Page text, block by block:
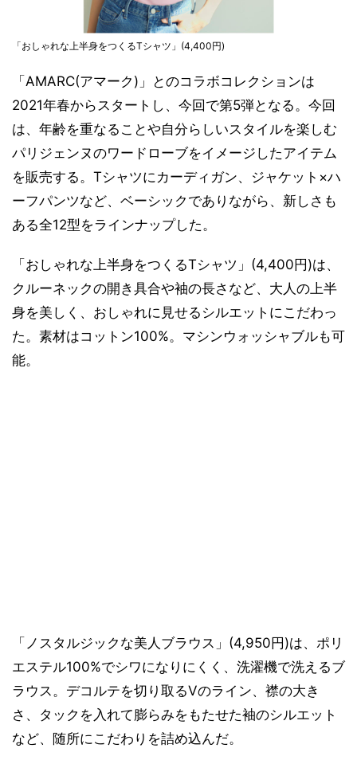
「おしゃれな上半身をつくるTシャツ」(4,400円)
「AMARC(アマーク)」とのコラボコレクションは
2021年春からスタートし、今回で第5弾となる。今回
は、年齢を重なることや自分らしいスタイルを楽しむ
パリジェンヌのワードローブをイメージしたアイテム
を販売する。Tシャツにカーディガン、ジャケット×ハ
ーフパンツなど、ベーシックでありながら、新しさも
ある全12型をラインナップした。
「おしゃれな上半身をつくるTシャツ」(4,400円)は、
クルーネックの開き具合や袖の長さなど、大人の上半
身を美しく、おしゃれに見せるシルエットにこだわっ
た。素材はコットン100%。マシンウォッシャブルも可
能。
「ノスタルジックな美人ブラウス」(4,950円)は、ポリ
エステル100%でシワになりにくく、洗濯機で洗えるブ
ラウス。デコルテを切り取るVのライン、襟の大き
さ、タックを入れて膨らみをもたせた袖のシルエット
など、随所にこだわりを詰め込んだ。